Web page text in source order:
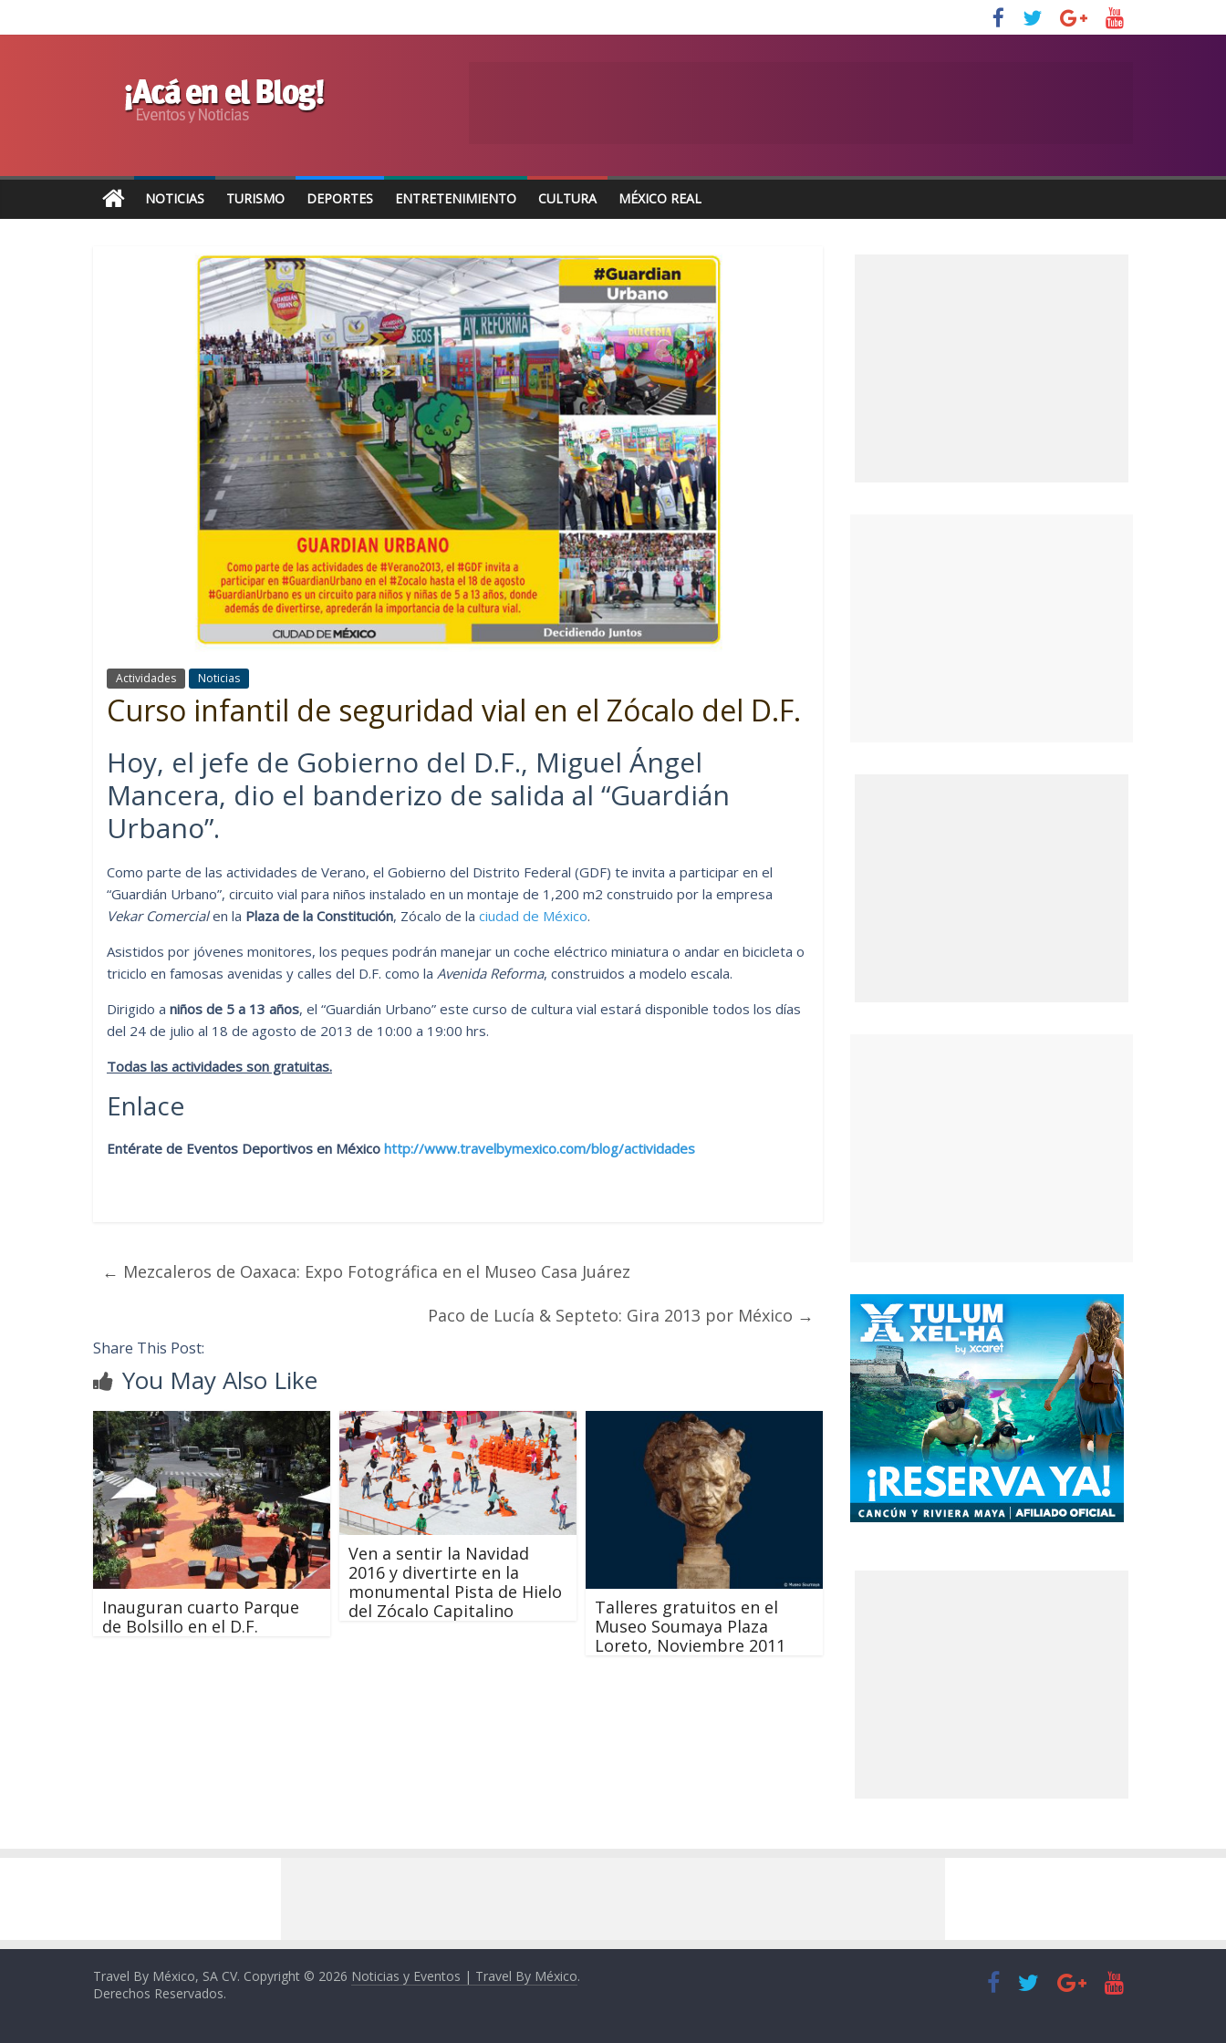
NOTICIAS TURISMO DEPORTES ENTRETENIMIENTO CULTURA MÉXICO REAL
Actividades Noticias
Curso infantil de seguridad vial en el Zócalo del D.F.
Hoy, el jefe de Gobierno del D.F., Miguel Ángel
Mancera, dio el banderizo de salida al “Guardián
Urbano”.
Como parte de las actividades de Verano, el Gobierno del Distrito Federal (GDF) te invita a participar en el
“Guardián Urbano”, circuito vial para niños instalado en un montaje de 1,200 m2 construido por la empresa
Vekar Comercialen la Plaza de la Constitución, Zócalo de la ciudad de México.
Asistidos por jóvenes monitores, los peques podrán manejar un coche eléctrico miniatura o andar en bicicleta o
triciclo en famosas avenidas y calles del D.F. como la Avenida Reforma, construidos a modelo escala.
Dirigido a niños de 5 a 13 años, el “Guardián Urbano” este curso de cultura vial estará disponible todos los días
del 24 de julio al 18 de agosto de 2013 de 10:00 a 19:00 hrs.
Todas las actividades son gratuitas.
Enlace
Entérate de Eventos Deportivos en México http://www.travelbymexico.com/blog/actividades
← Mezcaleros de Oaxaca: Expo Fotográfica en el Museo Casa Juárez
Paco de Lucía & Septeto: Gira 2013 por México →
Share This Post:
You May Also Like
Inauguran cuarto Parque
de Bolsillo en el D.F.
Ven a sentir la Navidad
2016 y divertirte en la
monumental Pista de Hielo
del Zócalo Capitalino
Talleres gratuitos en el
Museo Soumaya Plaza
Loreto, Noviembre 2011
Travel By México, SA CV. Copyright © 2026 Noticias y Eventos | Travel By México.
Derechos Reservados.